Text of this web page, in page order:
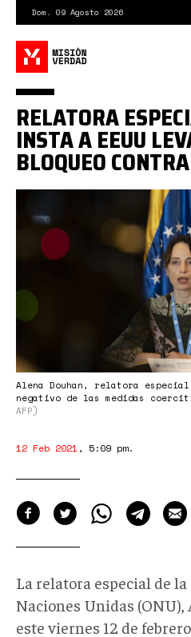
contenido
principal
Dom. 09 Agosto 2026
douhan.jpg
Alena Douhan, relatora
negativo de las medidas
AFP)
RELATORA
INSTA A EEUU
BLOQUEO
12 Feb 2021, 5:09 pm.
La relatora especial de
Naciones Unidas
este viernes 12 de